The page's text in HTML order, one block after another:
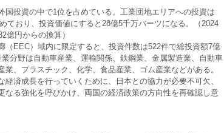
国投資の中で1位を占めている。工業団地エリアへの投資は
ており、投資価値にすると28億5千万バーツになる。（2024
億円からの換算）
（EEC）域内に限定すると、投資件数は522件で総投資額7億
分野は自動車産業、運輸関係、鉄鋼業、金属製造業、自動車
業、プラスチック、化学、食品産業、ゴム産業などがある。
経済成長を行っていくために、日本との協力が必要不可欠、
なる強化を呼びかけ、両国の経済政策の方向性を再確認し意